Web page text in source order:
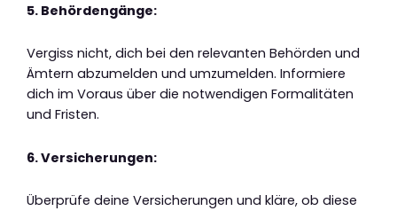
5. Behördengänge:
Vergiss nicht, dich bei den relevanten Behörden und
Ämtern abzumelden und umzumelden. Informiere
dich im Voraus über die notwendigen Formalitäten
und Fristen.
6. Versicherungen:
Überprüfe deine Versicherungen und kläre, ob diese